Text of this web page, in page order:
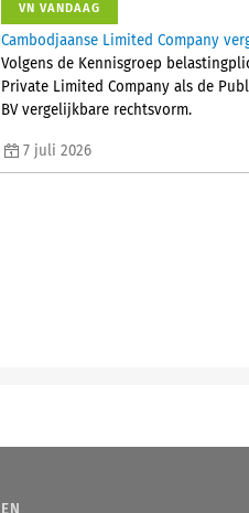
VN VANDAAG
Cambodjaanse Limited Company
Volgens de Kennisgroep
Private Limited Company als de
BV vergelijkbare rechtsvorm.
7 juli 2026